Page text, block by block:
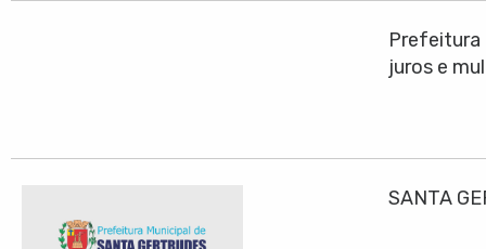
Prefeitura
juros e
SANTA